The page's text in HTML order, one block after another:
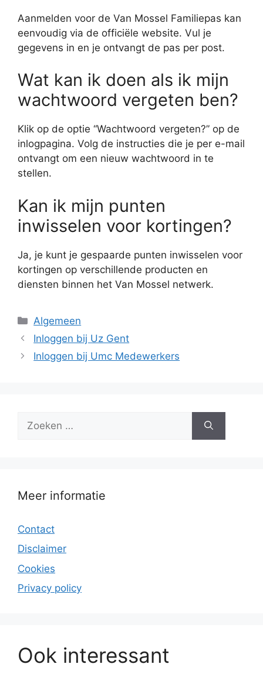
Aanmelden voor de Van Mossel Familiepas kan
eenvoudig via de officiële website. Vul je
gegevens in en je ontvangt de pas per post.
Wat kan ik doen als ik mijn
wachtwoord vergeten ben?
Klik op de optie “Wachtwoord vergeten?” op de
inlogpagina. Volg de instructies die je per e-mail
ontvangt om een nieuw wachtwoord in te
stellen.
Kan ik mijn punten
inwisselen voor kortingen?
Ja, je kunt je gespaarde punten inwisselen voor
kortingen op verschillende producten en
diensten binnen het Van Mossel netwerk.
Categorieën
Algemeen
Inloggen bij Uz Gent
Inloggen bij Umc Medewerkers
naar:
Meer informatie
Contact
Disclaimer
Cookies
Privacy policy
Ook interessant